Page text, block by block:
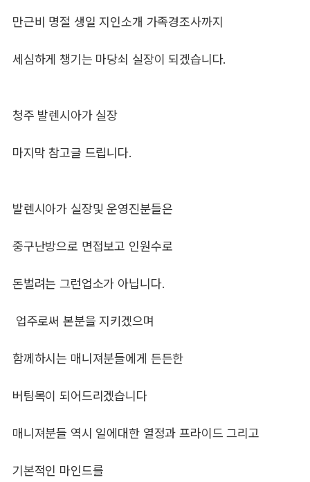
만근비 명절 생일 지인소개 가족경조사까지
세심하게 챙기는 마당쇠 실장이 되겠습니다.
청주 발렌시아가 실장
마지막 참고글 드립니다.
발렌시아가 실장및 운영진분들은
중구난방으로 면접보고 인원수로
돈벌려는 그런업소가 아닙니다.
업주로써 본분을 지키겠으며
함께하시는 매니져분들에게 든든한
버팀목이 되어드리겠습니다
매니져분들 역시 일에대한 열정과 프라이드 그리고
기본적인 마인드를